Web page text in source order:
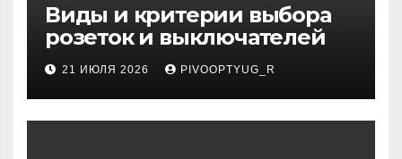
Виды и критерии выбора
розеток и выключателей
21 ИЮЛЯ 2026 PIVOOPTYUG_R